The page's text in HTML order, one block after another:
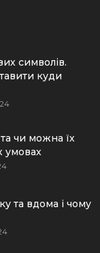
символів.
куди
чи можна їх
умовах
та вдома і чому